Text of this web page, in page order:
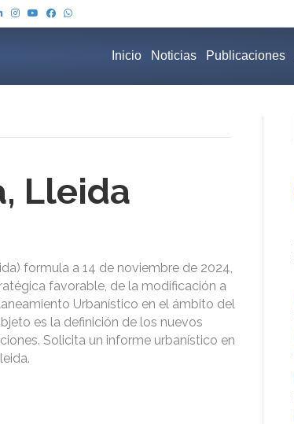
Inicio Noticias Publicaciones
Lleida
formula a 14 de noviembre de 2024,
favorable, de la modificación a
Urbanístico en el ámbito del
es la definición de los nuevos
Solicita un informe urbanístico en